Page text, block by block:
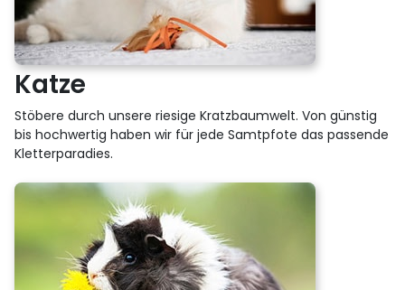
Katze
Stöbere durch unsere riesige Kratzbaumwelt. Von günstig
bis hochwertig haben wir für jede Samtpfote das passende
Kletterparadies.